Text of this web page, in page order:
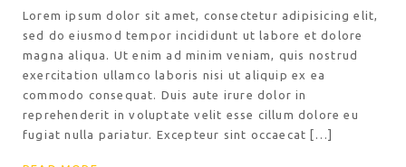
Lorem ipsum dolor sit amet, consectetur adipisicing elit,
sed do eiusmod tempor incididunt ut labore et dolore
magna aliqua. Ut enim ad minim veniam, quis nostrud
exercitation ullamco laboris nisi ut aliquip ex ea
commodo consequat. Duis aute irure dolor in
reprehenderit in voluptate velit esse cillum dolore eu
fugiat nulla pariatur. Excepteur sint occaecat […]